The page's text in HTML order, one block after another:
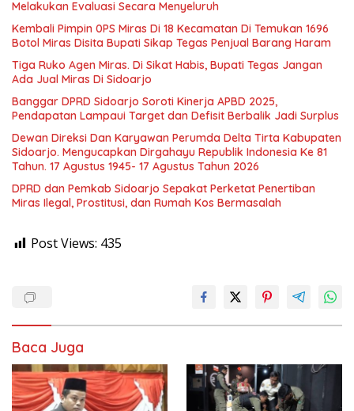
Melakukan Evaluasi Secara Menyeluruh
Kembali Pimpin 0PS Miras Di 18 Kecamatan Di Temukan 1696
Botol Miras Disita Bupati Sikap Tegas Penjual Barang Haram
Tiga Ruko Agen Miras. Di Sikat Habis, Bupati Tegas Jangan
Ada Jual Miras Di Sidoarjo
Banggar DPRD Sidoarjo Soroti Kinerja APBD 2025,
Pendapatan Lampaui Target dan Defisit Berbalik Jadi Surplus
Dewan Direksi Dan Karyawan Perumda Delta Tirta Kabupaten
Sidoarjo. Mengucapkan Dirgahayu Republik Indonesia Ke 81
Tahun. 17 Agustus 1945- 17 Agustus Tahun 2026
DPRD dan Pemkab Sidoarjo Sepakat Perketat Penertiban
Miras Ilegal, Prostitusi, dan Rumah Kos Bermasalah
Post Views: 435
Baca Juga